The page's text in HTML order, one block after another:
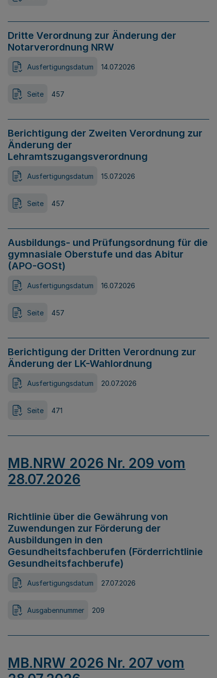
Dritte Verordnung zur Änderung der
Notarverordnung NRW
Ausfertigungsdatum 14.07.2026
Seite 457
Berichtigung der Zweiten Verordnung zur
Änderung der
Lehramtszugangsverordnung
Ausfertigungsdatum 15.07.2026
Seite 457
Ausbildungs- und Prüfungsordnung für die
gymnasiale Oberstufe und das Abitur
(APO-GOSt)
Ausfertigungsdatum 16.07.2026
Seite 457
Berichtigung der Dritten Verordnung zur
Änderung der LK-Wahlordnung
Ausfertigungsdatum 20.07.2026
Seite 471
MB.NRW 2026 Nr. 209 vom
28.07.2026
Richtlinie über die Gewährung von
Zuwendungen zur Förderung der
Ausbildungen in den
Gesundheitsfachberufen (Förderrichtlinie
Gesundheitsfachberufe)
Ausfertigungsdatum 27.07.2026
Ausgabennummer 209
MB.NRW 2026 Nr. 207 vom